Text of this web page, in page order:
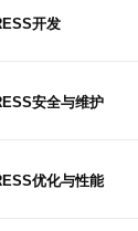
开发
安全与维护
优化与性能